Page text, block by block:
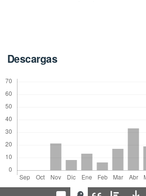
Descargas